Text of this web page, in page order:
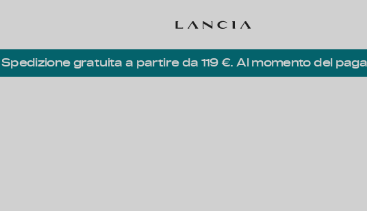
Spedizione gratuita a partire da 119 €. Al momento del